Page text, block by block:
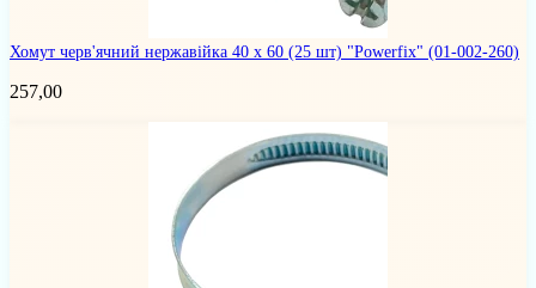
Хомут черв'ячний нержавійка 40 х 60 (25 шт) "Powerfix" (01-002-260)
257,00